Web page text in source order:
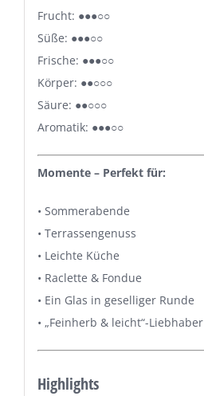
Frucht: ●●●○○
Süße: ●●●○○
Frische: ●●●○○
Körper: ●●○○○
Säure: ●●○○○
Aromatik: ●●●○○
Momente – Perfekt für:
• Sommerabende
• Terrassengenuss
• Leichte Küche
• Raclette & Fondue
• Ein Glas in geselliger Runde
• „Feinherb & leicht“-Liebhaber
Highlights